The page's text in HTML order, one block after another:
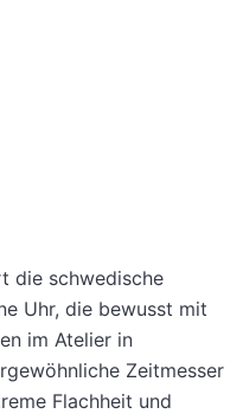
die schwedische
Uhr, die bewusst mit
im Atelier in
Zeitmesser
Flachheit und